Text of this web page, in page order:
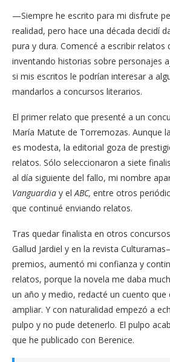
—Siempre he escrito para mi disfrute
realidad, pero hace una década decidí
pura y dura. Comencé a escribir relatos
inventando historias sobre personajes
si mis escritos le podrían interesar a
mandarlos a concursos literarios.
El primer relato que presenté a un
María Matute de Torremozas. Aunque
es modesta, la editorial goza de
relatos. Sólo seleccionaron a siete
al día siguiente del fallo, mi nombre
Vanguardia y elABC, entre otros
que continué enviando relatos.
Tras quedar finalista en otros
Gallud Jardiel y en la revista
premios, aumentó mi confianza y
relatos, porque la novela me daba
un año y medio, redacté un cuento que
ampliar. Y con naturalidad empezó a
pulpo y no pude detenerlo. El pulpo
que he publicado con Berenice.